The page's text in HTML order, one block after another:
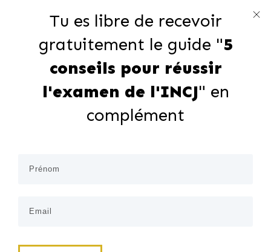
Tu es libre de recevoir
gratuitement le guide "5
conseils pour réussir
l'examen de l'INCJ" en
complément